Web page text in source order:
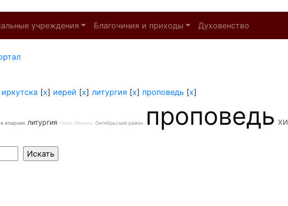
учреждения Благочиния и приходы Духовенство
[x] иерей [x] литургия [x] проповедь [x]
епархия литургия Ново-Ленино Октябрьский район проповедь